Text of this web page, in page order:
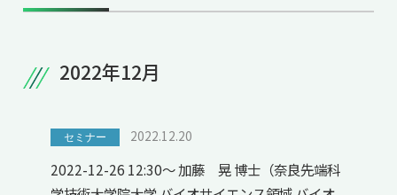
教員一覧
研究成果
セミナー情報
就職実績
就職支援
入試情報TOP
アクセス
学内限定 ENGLISH
2022年12月
セミナー 2022.12.20
2022-12-26 12:30～ 加藤 晃 博士（奈良先端科